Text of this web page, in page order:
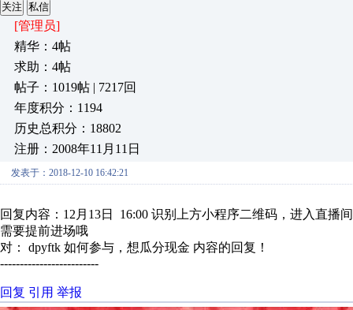
关注 私信
[管理员]
精华：4帖
求助：4帖
帖子：1019帖 | 7217回
年度积分：1194
历史总积分：18802
注册：2008年11月11日
发表于：2018-12-10 16:42:21
回复内容：12月13日 16:00 识别上方小程序二维码，进入直播
需要提前进场哦
对： dpyftk 如何参与，想瓜分现金 内容的回复！
-------------------------
回复 引用 举报